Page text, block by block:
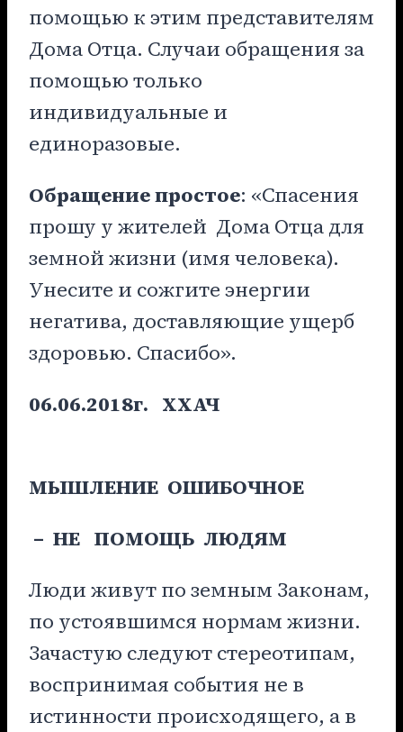
помощью к этим представителям
Дома Отца. Случаи обращения за
помощью только
индивидуальные и
единоразовые.
Обращение простое: «Спасения
прошу у жителей Дома Отца для
земной жизни (имя человека).
Унесите и сожгите энергии
негатива, доставляющие ущерб
здоровью. Спасибо».
06.06.2018г. ХХАЧ
МЫШЛЕНИЕ ОШИБОЧНОЕ
– НЕ ПОМОЩЬ ЛЮДЯМ
Люди живут по земным Законам,
по устоявшимся нормам жизни.
Зачастую следуют стереотипам,
воспринимая события не в
истинности происходящего, а в